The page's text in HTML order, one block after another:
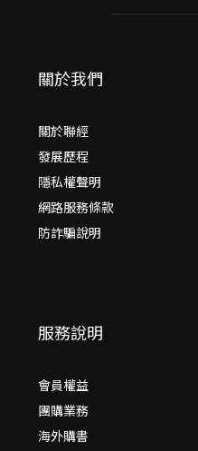
關於我們
關於聯經
發展歷程
隱私權聲明
網路服務條款
防詐騙說明
服務說明
會員權益
團購業務
海外購書